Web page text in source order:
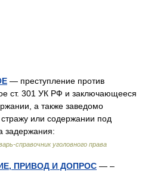
— преступление против
ст. 301 УК РФ и заключающееся
а также заведомо
или содержании под
задержания:
справочник уголовного права
ПРИВОД И ДОПРОС — –